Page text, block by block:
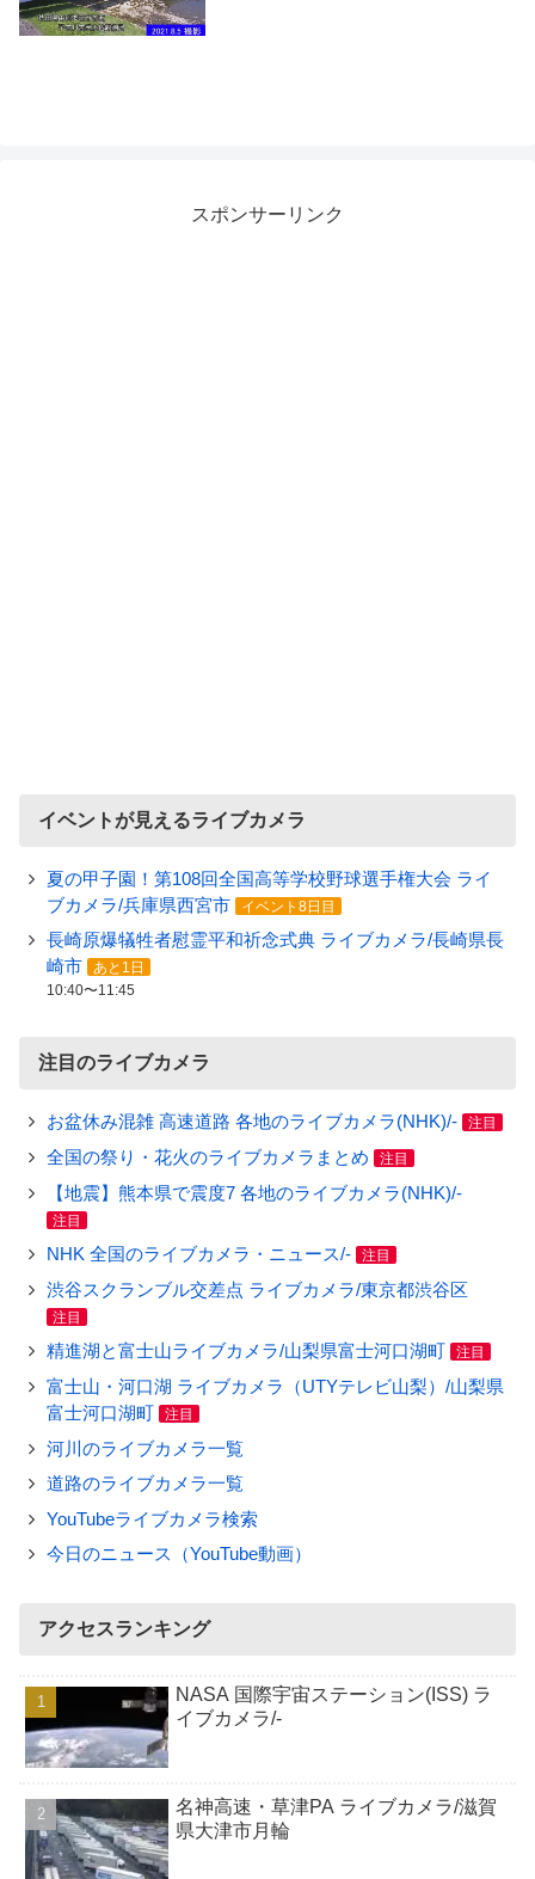
スポンサーリンク
イベントが見えるライブカメラ
夏の甲子園！第108回全国高等学校野球選手権大会 ライ
ブカメラ/兵庫県西宮市
イベント8日目
長崎原爆犠牲者慰霊平和祈念式典 ライブカメラ/長崎県長
崎市
あと1日
10:40〜11:45
注目のライブカメラ
お盆休み混雑 高速道路 各地のライブカメラ(NHK)/- 注目
全国の祭り・花火のライブカメラまとめ 注目
【地震】熊本県で震度7 各地のライブカメラ(NHK)/-
注目
NHK 全国のライブカメラ・ニュース/- 注目
渋谷スクランブル交差点 ライブカメラ/東京都渋谷区
注目
精進湖と富士山ライブカメラ/山梨県富士河口湖町 注目
富士山・河口湖 ライブカメラ（UTYテレビ山梨）/山梨県
富士河口湖町
注目
河川のライブカメラ一覧
道路のライブカメラ一覧
YouTubeライブカメラ検索
今日のニュース（YouTube動画）
アクセスランキング
NASA 国際宇宙ステーション(ISS) ラ
イブカメラ/-
名神高速・草津PA ライブカメラ/滋賀
県大津市月輪